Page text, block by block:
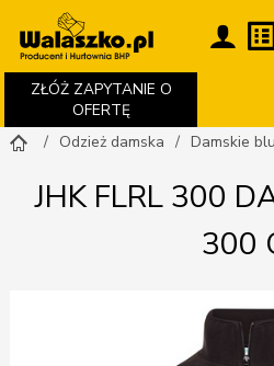
ZŁÓŻ ZAPYTANIE O
OFERTĘ
Odzież damska Damskie
JHK FLRL 300
300